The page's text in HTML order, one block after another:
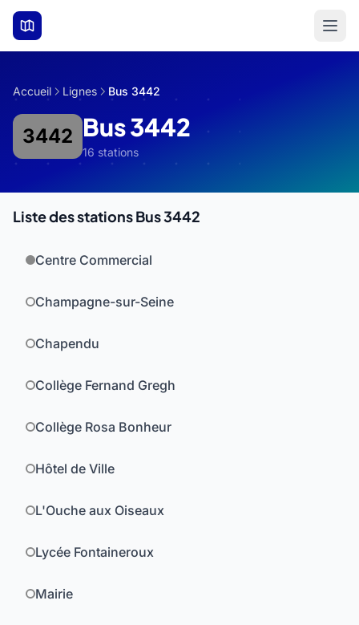
Aller au contenu principal
Accueil Lignes Bus 3442
3442 Bus 3442
16 stations
Liste des stations Bus 3442
Centre Commercial
Champagne-sur-Seine
Chapendu
Collège Fernand Gregh
Collège Rosa Bonheur
Hôtel de Ville
L'Ouche aux Oiseaux
Lycée Fontaineroux
Mairie